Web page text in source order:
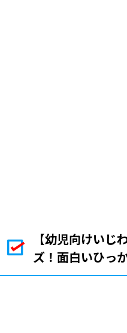
【幼児向けいじ
ズ！面白いひっ